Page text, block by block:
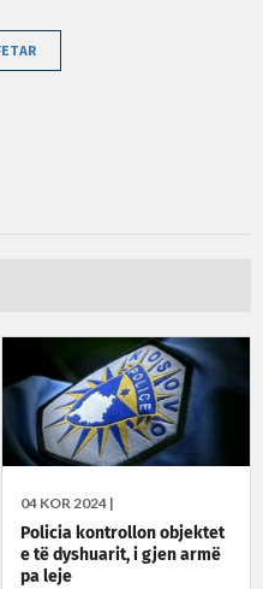
04 KOR 2024 |
Policia kontrollon objektet
e të dyshuarit, i gjen armë
pa leje